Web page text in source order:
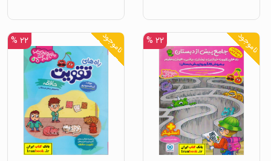
ناموجود ۲۲ % ناموجود ۲۲ %